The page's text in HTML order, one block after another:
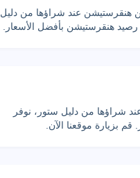
عند شراؤها من دليل
هنقرستيشن بأفضل الأسعار.
شراؤها من دليل ستور، نوفر
بزيارة موقعنا الآن.